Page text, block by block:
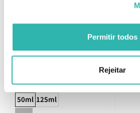
Permitir todos
Rejeitar
Produtos Relacionados
Bodifying Fluid 50ml
50ml 125ml
Wax